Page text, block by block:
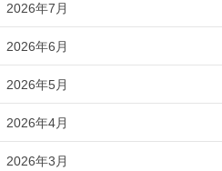
2026年7月
2026年6月
2026年5月
2026年4月
2026年3月